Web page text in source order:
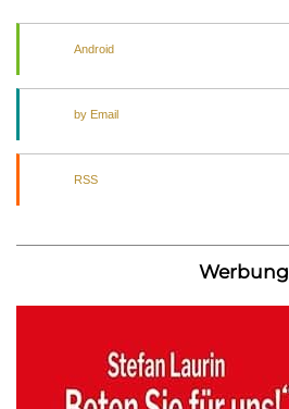
Android
by Email
RSS
Werbung